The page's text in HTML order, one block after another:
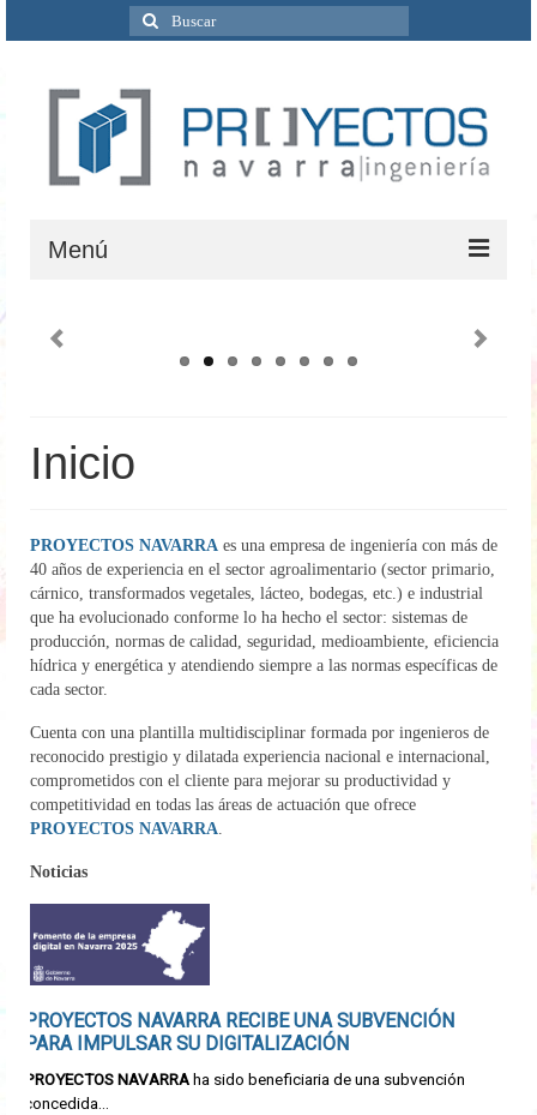
Buscar
por:
Menú
Quiénes Somos
Ingeniería
Medio Ambiente
I+D+i
Energía
Clientes
Contacto
Inicio
PROYECTOS NAVARRA es una empresa de ingeniería con más de
40 años de experiencia en el sector agroalimentario (sector primario,
cárnico, transformados vegetales, lácteo, bodegas, etc.) e industrial
que ha evolucionado conforme lo ha hecho el sector: sistemas de
producción, normas de calidad, seguridad, medioambiente, eficiencia
hídrica y energética y atendiendo siempre a las normas específicas de
cada sector.
Cuenta con una plantilla multidisciplinar formada por ingenieros de
reconocido prestigio y dilatada experiencia nacional e internacional,
comprometidos con el cliente para mejorar su productividad y
competitividad en todas las áreas de actuación que ofrece
PROYECTOS NAVARRA.
Noticias
PROYECTOS NAVARRA RECIBE UNA SUBVENCIÓN
PARA IMPULSAR SU DIGITALIZACIÓN
PROYECTOS NAVARRAha sido beneficiaria de una subvención
concedida...